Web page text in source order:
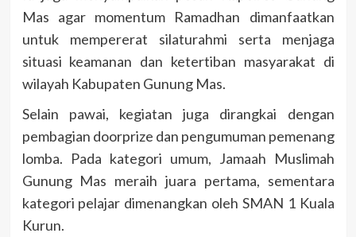
Mas agar momentum Ramadhan dimanfaatkan
untuk mempererat silaturahmi serta menjaga
situasi keamanan dan ketertiban masyarakat di
wilayah Kabupaten Gunung Mas.
Selain pawai, kegiatan juga dirangkai dengan
pembagian doorprize dan pengumuman pemenang
lomba. Pada kategori umum, Jamaah Muslimah
Gunung Mas meraih juara pertama, sementara
kategori pelajar dimenangkan oleh SMAN 1 Kuala
Kurun.